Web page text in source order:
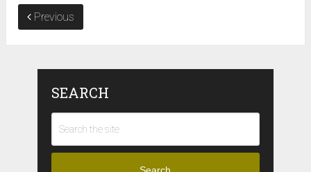
Previous
SEARCH